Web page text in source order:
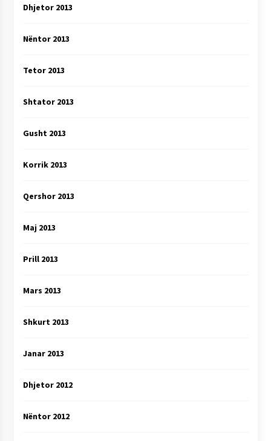
Dhjetor 2013
Nëntor 2013
Tetor 2013
Shtator 2013
Gusht 2013
Korrik 2013
Qershor 2013
Maj 2013
Prill 2013
Mars 2013
Shkurt 2013
Janar 2013
Dhjetor 2012
Nëntor 2012